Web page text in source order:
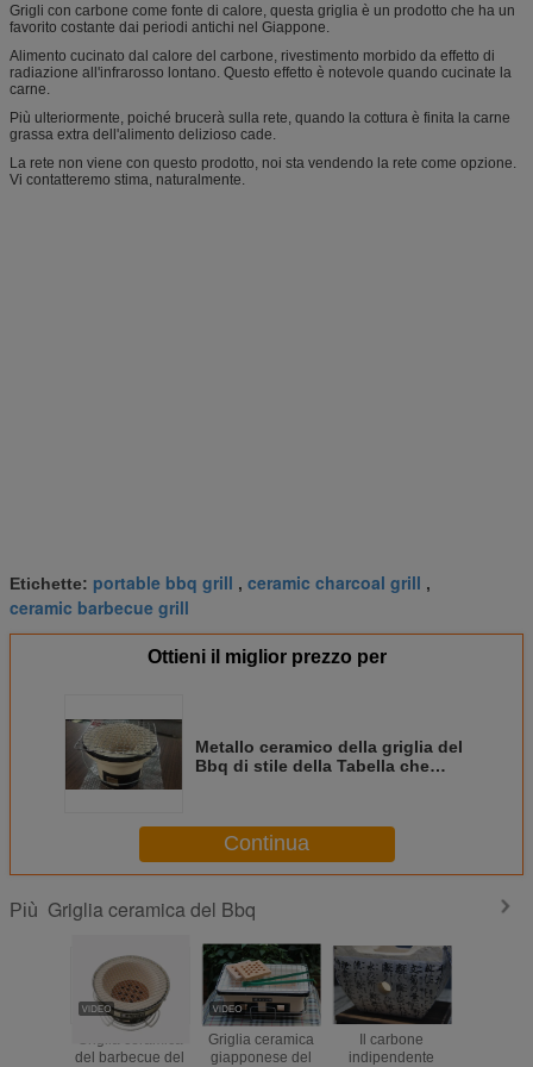
Grigli con carbone come fonte di calore, questa griglia è un prodotto che ha un
favorito costante dai periodi antichi nel Giappone.
Alimento cucinato dal calore del carbone, rivestimento morbido da effetto di
radiazione all'infrarosso lontano. Questo effetto è notevole quando cucinate la
carne.
Più ulteriormente, poiché brucerà sulla rete, quando la cottura è finita la carne
grassa extra dell'alimento delizioso cade.
La rete non viene con questo prodotto, noi sta vendendo la rete come opzione.
Vi contatteremo stima, naturalmente.
Etichette: portable bbq grill , ceramic charcoal grill ,
ceramic barbecue grill
Ottieni il miglior prezzo per
Metallo ceramico della griglia del
Bbq di stile della Tabella che
Continua
Più Griglia ceramica del Bbq
Griglia ceramica
del barbecue del
Griglia ceramica
giapponese del
Il carbone
indipendente